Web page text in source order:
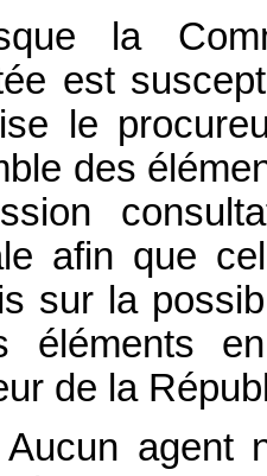
la
est
le
des
afin que
sur la
éléments
de la
agent